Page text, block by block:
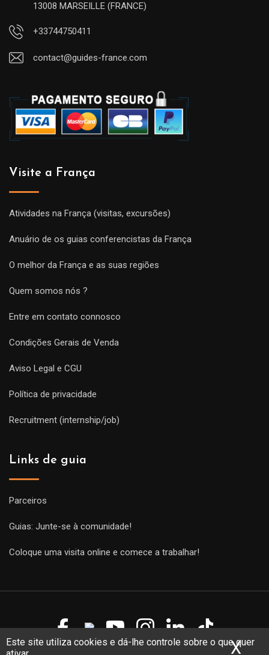
Este site utiliza cookies e dá-lhe controle sobre o que quer
X
13008 MARSEILLE (FRANCE)
+33744750411
contact@guides-france.com
Visite a França
Atividades na França (visitas, excursões)
Anuário de os guias conferencistas da França
O melhor da França e as suas regiões
Quem somos nós ?
Entre em contato connosco
Condições Gerais de Venda
Aviso Legal e CGU
Política de privacidade
Recruitment (internship/job)
Links de guia
Parceiros
Guias: Junte-se à comunidade!
Coloque uma visita online e comece a trabalhar!